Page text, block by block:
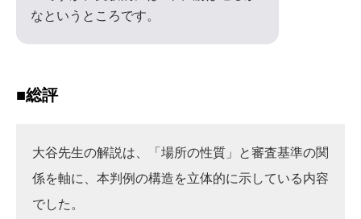
なというところです。
■総評
大谷先生の解説は、「場所の性質」と審査基準の関
係を軸に、本判例の構造を立体的に示している内容
でした。